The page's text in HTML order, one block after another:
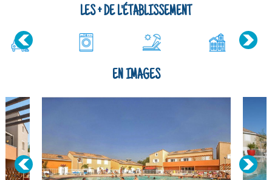
Torrellanes pourront profiter d'une piscine extér...
LES + DE L'ÉTABLISSEMENT
EN IMAGES